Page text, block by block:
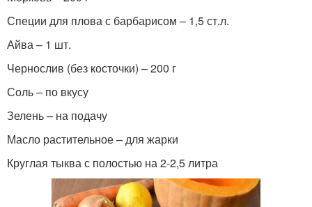
Специи для плова с барбарисом – 1,5 ст.л.
Айва – 1 шт.
Чернослив (без косточки) – 200 г
Соль – по вкусу
Зелень – на подачу
Масло растительное – для жарки
Круглая тыква с полостью на 2-2,5 литра